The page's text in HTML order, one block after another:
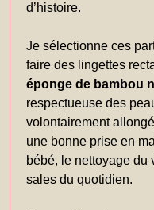
d’histoire.
Je sélectionne ces
faire des lingettes
éponge de bambou
respectueuse des
volontairement
une bonne prise en
bébé, le nettoyage du
sales du quotidien.